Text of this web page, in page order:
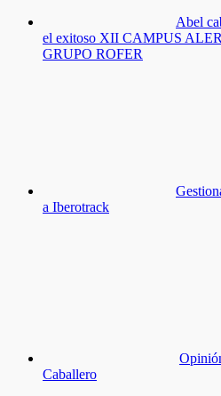
Abel
el exitoso XII CAMPUS
GRUPO ROFER
a Iberotrack
Caballero